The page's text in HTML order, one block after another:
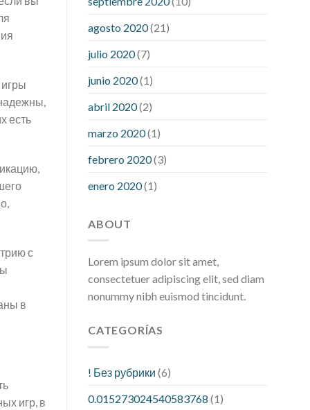
есть
с
в
игр, в
hour after eatingwhat to do when
diabetic blood sugar is high
agosto 2020(21)
julio 2020(7)
junio 2020(1)
abril 2020(2)
marzo 2020(1)
febrero 2020(3)
enero 2020(1)
ABOUT
Lorem ipsum dolor sit amet,
consectetuer adipiscing elit, sed diam
nonummy nibh euismod tincidunt.
CATEGORÍAS
! Без рубрики (6)
0.015273024540583768 (1)